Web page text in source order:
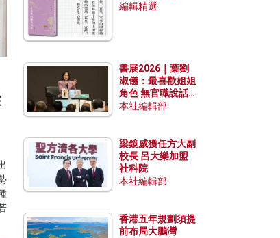
編輯精選
書展2026｜葉劉
淑儀：最喜歡姐姐
角色 無官職說話
包袱少
本社編輯部
梁鏡威獲任方大副
校長 呂大樂加盟
社科院
本社編輯部
香港五年規劃須提
前布局大鵬灣